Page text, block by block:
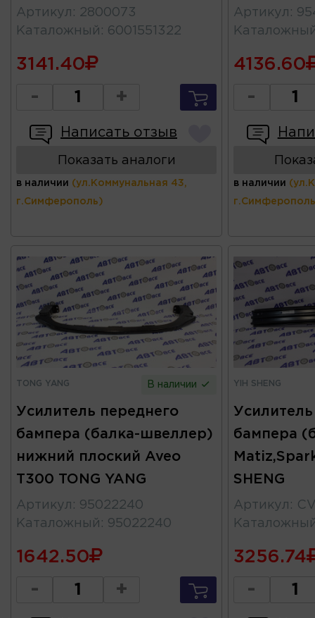
Артикул : 2800073
Каталожный : 6001551322
3141.40
- +
Написать отзыв
Показать аналоги
в наличии (ул.Коммунальная 43,
г.Симферополь)
Артикул :
4136.60
-
в наличии
TONG YANG В наличии
Усилитель переднего
бампера (балка-швеллер)
нижний плоский Aveo
T300 TONG YANG
Артикул : 95022240
Каталожный : 95022240
1642.50
- +
YIH SHENG
бампера
SHENG
Артикул :
3256.74
-